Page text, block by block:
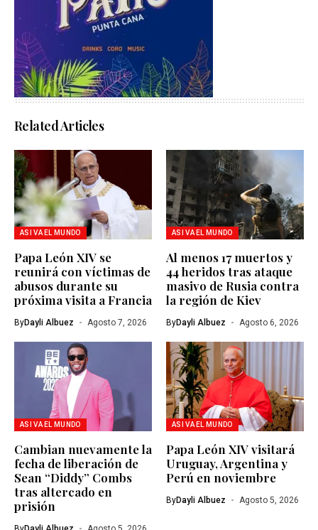
Related Articles
ASI VA EL MUNDO
Papa León XIV se
reunirá con víctimas de
abusos durante su
próxima visita a Francia
ByDayli Albuez Agosto 7, 2026
ASI VA EL MUNDO
Al menos 17 muertos y
44 heridos tras ataque
masivo de Rusia contra
la región de Kiev
ByDayli Albuez Agosto 6, 2026
ASI VA EL MUNDO
Cambian nuevamente la
fecha de liberación de
Sean “Diddy” Combs
tras altercado en
prisión
ASI VA EL MUNDO
Papa León XIV visitará
Uruguay, Argentina y
Perú en noviembre
ByDayli Albuez Agosto 5, 2026